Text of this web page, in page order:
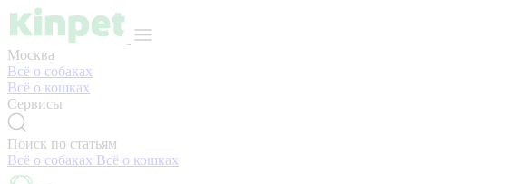
Москва
Всё о собаках
Всё о кошках
Сервисы
Поиск по статьям
Всё о собаках Всё о кошках